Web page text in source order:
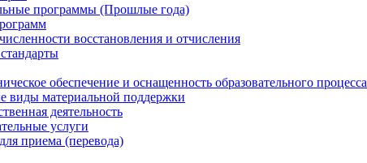
программы (Прошлые года)
восстановления и отчисления
обеспечение и оснащенность образовательного процесса
виды материальной поддержки
деятельность
услуги
приема (перевода)